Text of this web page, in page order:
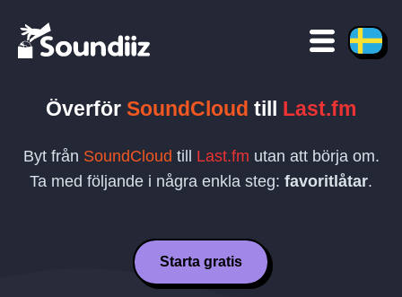
Överför SoundCloud till Last.fm
Byt från SoundCloud till Last.fm utan att börja om.
Ta med följande i några enkla steg: favoritlåtar.
Starta gratis